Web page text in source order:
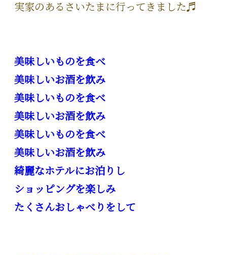
実家のあるさいたまに行ってきました♬
美味しいものを食べ
美味しいお酒を飲み
美味しいものを食べ
美味しいお酒を飲み
美味しいものを食べ
美味しいお酒を飲み
綺麗なホテルにお泊りし
ショッピングを楽しみ
たくさんおしゃべりをして